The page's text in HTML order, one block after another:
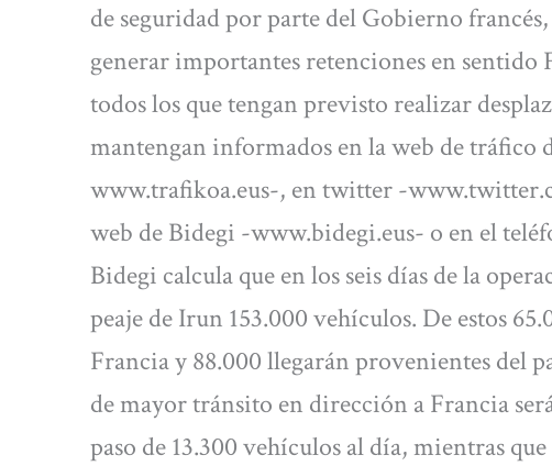
de seguridad por parte del Gobierno
generar importantes retenciones en sentido
todos los que tengan previsto realizar
mantengan informados en la web de tráfico
www.trafikoa.eus-, en twitter -
web de Bidegi -www.bidegi.eus- o en el
Bidegi calcula que en los seis días de la
peaje de Irun 153.000 vehículos. De estos
Francia y 88.000 llegarán provenientes del
de mayor tránsito en dirección a Francia
paso de 13.300 vehículos al día, mientras